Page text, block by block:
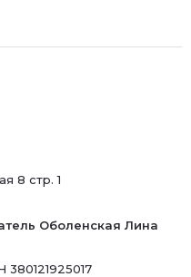
8 стр. 1
Оболенская Лина